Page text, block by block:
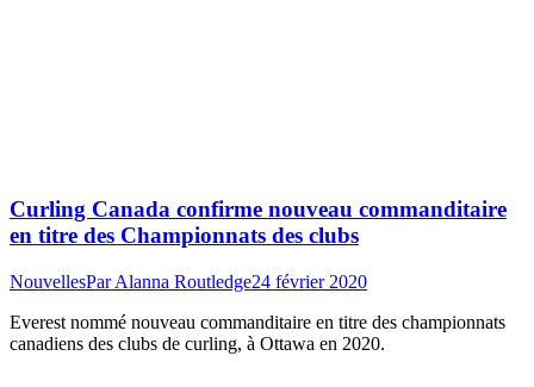
Curling Canada confirme nouveau commanditaire
en titre des Championnats des clubs
NouvellesParAlanna Routledge24 février 2020
Everest nommé nouveau commanditaire en titre des championnats
canadiens des clubs de curling, à Ottawa en 2020.